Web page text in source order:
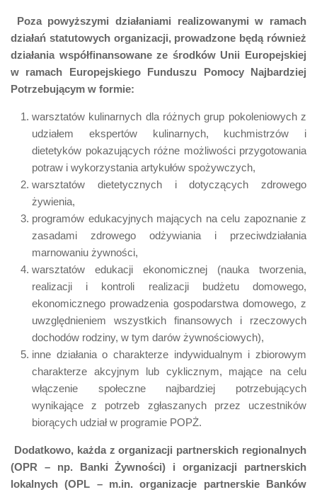
Poza powyższymi działaniami realizowanymi w ramach
działań statutowych organizacji, prowadzone będą również
działania współfinansowane ze środków Unii Europejskiej
w ramach Europejskiego Funduszu Pomocy Najbardziej
Potrzebującym w formie:
warsztatów kulinarnych dla różnych grup pokoleniowych z
udziałem ekspertów kulinarnych, kuchmistrzów i
dietetyków pokazujących różne możliwości przygotowania
potraw i wykorzystania artykułów spożywczych,
warsztatów dietetycznych i dotyczących zdrowego
żywienia,
programów edukacyjnych mających na celu zapoznanie z
zasadami zdrowego odżywiania i przeciwdziałania
marnowaniu żywności,
warsztatów edukacji ekonomicznej (nauka tworzenia,
realizacji i kontroli realizacji budżetu domowego,
ekonomicznego prowadzenia gospodarstwa domowego, z
uwzględnieniem wszystkich finansowych i rzeczowych
dochodów rodziny, w tym darów żywnościowych),
inne działania o charakterze indywidualnym i zbiorowym
charakterze akcyjnym lub cyklicznym, mające na celu
włączenie społeczne najbardziej potrzebujących
wynikające z potrzeb zgłaszanych przez uczestników
biorących udział w programie POPŻ.
Dodatkowo, każda z organizacji partnerskich regionalnych
(OPR – np. Banki Żywności) i organizacji partnerskich
lokalnych (OPL – m.in. organizacje partnerskie Banków